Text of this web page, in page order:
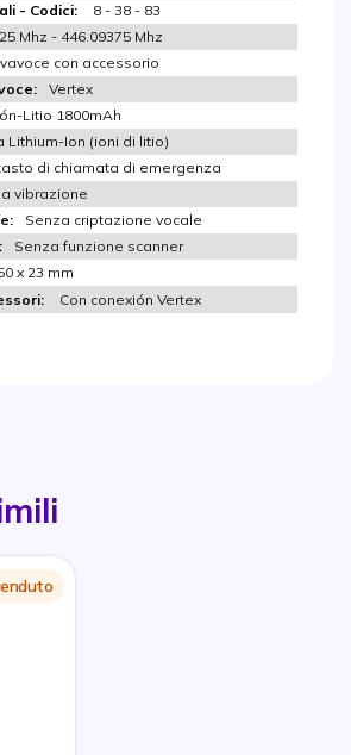
8 - 38 - 83
Mhz - 446.09375 Mhz
con accessorio
Vertex
Litio 1800mAh
Lithium-Ion (ioni di litio)
di chiamata di emergenza
vibrazione
Senza criptazione vocale
Senza funzione scanner
x 23 mm
Con conexión Vertex